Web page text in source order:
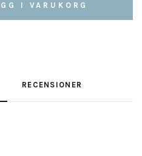
I VARUKORG
RECENSIONER